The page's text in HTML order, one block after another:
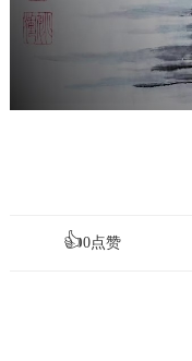
👍0点赞